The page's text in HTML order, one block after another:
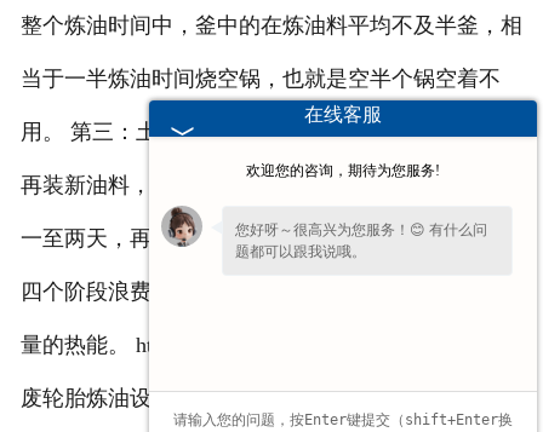
整个炼油时间中，釜中的在炼油料平均不及半釜，相
当于一半炼油时间烧空锅，也就是空半个锅空着不
用。 第三：土炼油每炼完一锅料后不能迅速出渣和
再装新油料，而是要晾炉两天至室温，工人入釜凿渣
一至两天，再装料一天，再用两天把釜温升上来。这
四个阶段浪费大量的工时。晾炉升温时又白白散失大
量的热能。 http://www.ljkzs.com 我公司主营产品：
废轮胎炼油设备 废机油炼油设备 废塑料炼油设备
在线客服
欢迎您的咨询，期待为您服务!
您好呀～很高兴为您服务！😊 有什么问
题都可以跟我说哦。